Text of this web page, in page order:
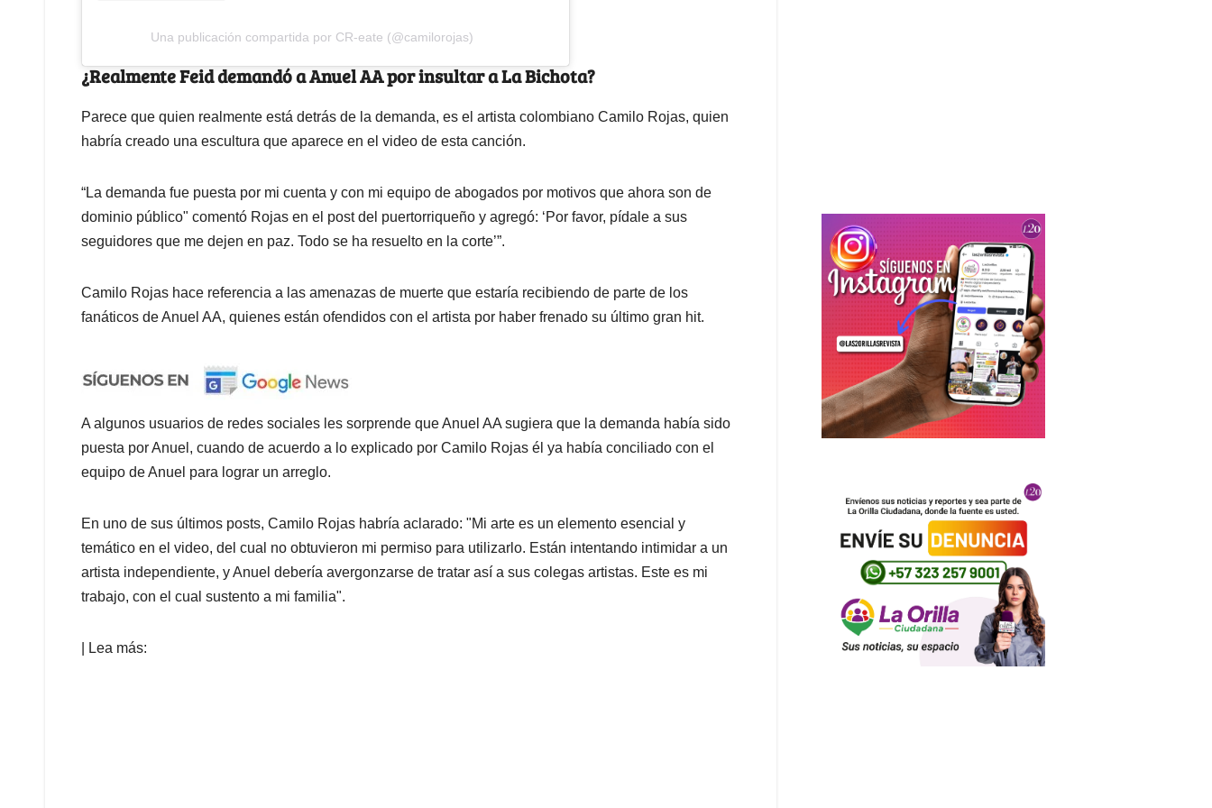
Una publicación compartida por CR-eate (@camilorojas)
¿Realmente Feid demandó a Anuel AA por insultar a La Bichota?
Parece que quien realmente está detrás de la demanda, es el artista colombiano Camilo Rojas, quien
habría creado una escultura que aparece en el video de esta canción.
“La demanda fue puesta por mi cuenta y con mi equipo de abogados por motivos que ahora son de
dominio público" comentó Rojas en el post del puertorriqueño y agregó: ‘Por favor, pídale a sus
seguidores que me dejen en paz. Todo se ha resuelto en la corte’”.
Camilo Rojas hace referencia a las amenazas de muerte que estaría recibiendo de parte de los
fanáticos de Anuel AA, quienes están ofendidos con el artista por haber frenado su último gran hit.
A algunos usuarios de redes sociales les sorprende que Anuel AA sugiera que la demanda había sido
puesta por Anuel, cuando de acuerdo a lo explicado por Camilo Rojas él ya había conciliado con el
equipo de Anuel para lograr un arreglo.
En uno de sus últimos posts, Camilo Rojas habría aclarado: "Mi arte es un elemento esencial y
temático en el video, del cual no obtuvieron mi permiso para utilizarlo. Están intentando intimidar a un
artista independiente, y Anuel debería avergonzarse de tratar así a sus colegas artistas. Este es mi
trabajo, con el cual sustento a mi familia".
| Lea más: